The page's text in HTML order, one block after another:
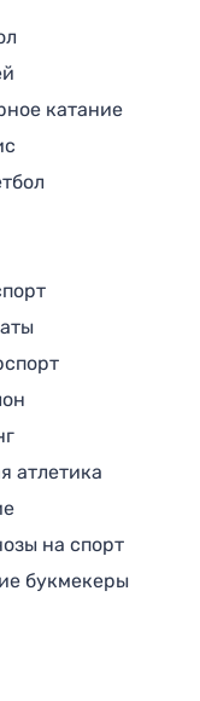
катание
атлетика
на спорт
букмекеры